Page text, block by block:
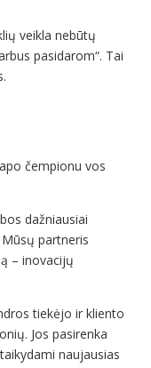
veikla nebūtų
pasidarom“. Tai
čempionu vos
dažniausiai
partneris
– inovacijų
tiekėjo ir kliento
Jos pasirenka
naujausias